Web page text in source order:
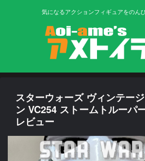
気になるアクションフィギュアをのん
スターウォーズ ヴィンテー
ン VC254 ストームトルーパ
レビュー